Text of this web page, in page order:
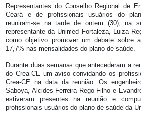
Representantes do Conselho Regional de
Ceará e de profissionais usuários do
reuniram-se na tarde de ontem (30), na
representante da Unimed Fortaleza, Luiza
como objetivo promover um debate sobre
17,7% nas mensalidades do plano de saúde.
Durante duas semanas que antecederam a
do Crea-CE um aviso convidando os
Crea-CE na data da reunião. Os
Saboya, Alcides Ferreira Rego Filho e
estiveram presentes na reunião e
profissionais usuários do plano de saúde da